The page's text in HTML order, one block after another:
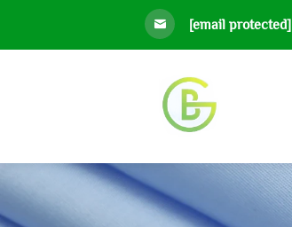
[email protected]